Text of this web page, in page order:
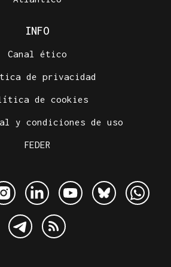
INFO
Canal ético
de privacidad
de cookies
y condiciones de uso
FEDER